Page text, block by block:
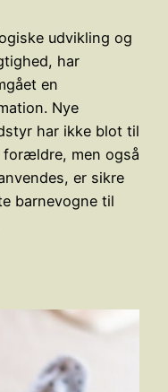
udvikling og
har
en
Nye
har ikke blot til
men også
er sikre
barnevogne til